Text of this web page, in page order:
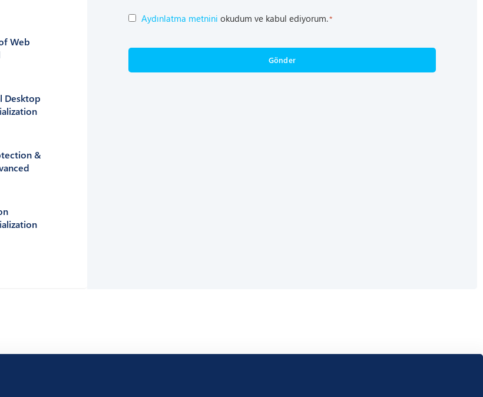
Web
Desktop
&
KVKKAydınlatma metnini okudum ve kabul ediyorum.*